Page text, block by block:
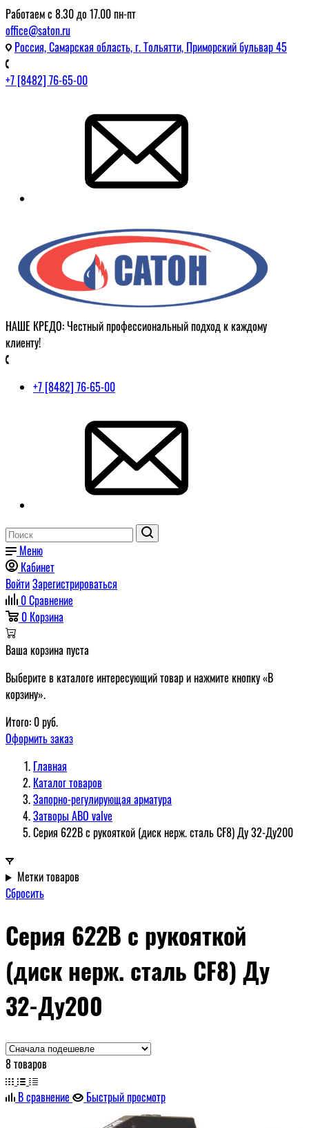
Работаем с 8.30 до 17.00 пн-пт
office@saton.ru
Россия, Самарская область, г. Тольятти, Приморский бульвар 45
+7 [8482] 76-65-00
НАШЕ КРЕДО: Честный профессиональный подход к каждому
клиенту!
+7 [8482] 76-65-00
Меню
Кабинет
ВойтиЗарегистрироваться
0Сравнение
0 Корзина
Ваша корзина пуста
Выберите в каталоге интересующий товар и нажмите кнопку «В
корзину».
Итого: 0руб.
Оформить заказ
Главная
Каталог товаров
Запорно-регулирующая арматура
Затворы ABO valve
Серия 622В с рукояткой (диск нерж. сталь CF8) Ду 32-Ду200
Метки товаров
Сбросить
Серия 622В с рукояткой
(диск нерж. сталь CF8) Ду
32-Ду200
8 товаров
В сравнение
Быстрый просмотр